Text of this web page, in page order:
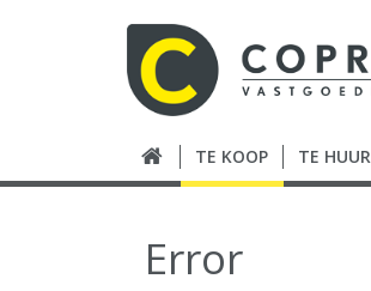
TE KOOP TE HUUR
Error